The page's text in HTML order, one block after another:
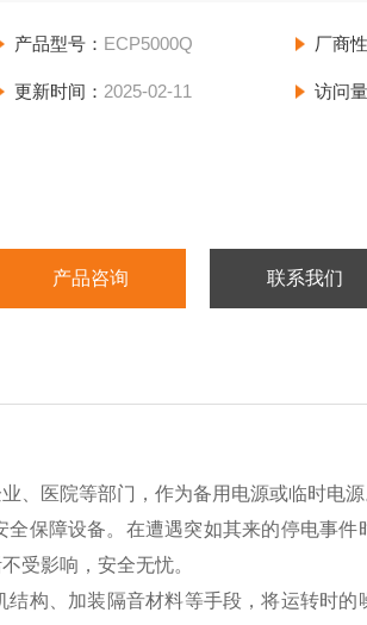
产品型号： ECP5000Q 厂商
更新时间： 2025-02-11 访问量
产品咨询 联系我们
、医院等部门，作为备用电源或临时电源
保障设备。在遭遇突如其来的停电事件
受影响，安全无忧。
构、加装隔音材料等手段，将运转时的